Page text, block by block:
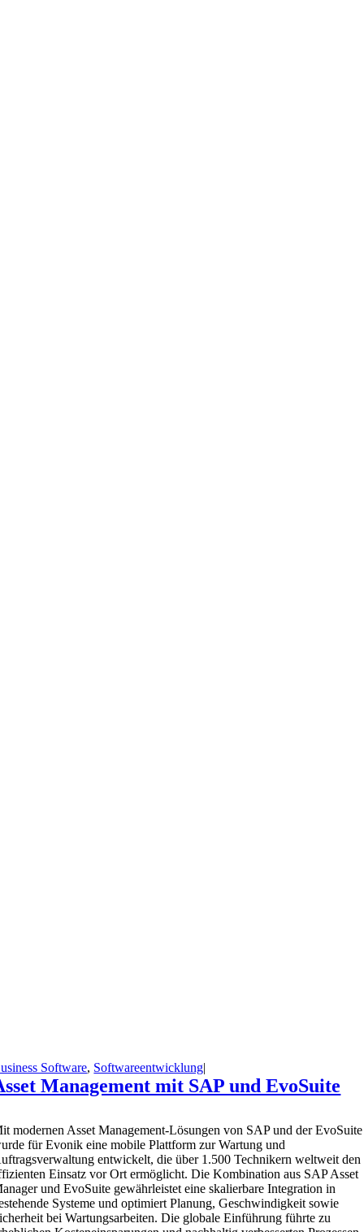
Software, Softwareentwicklung|
Management mit SAP und EvoSuite
it modernen Asset Management-Lösungen von SAP und der EvoSuite
für Evonik eine mobile Plattform zur Wartung und
entwickelt, die über 1.500 Technikern weltweit den
Einsatz vor Ort ermöglicht. Die Kombination aus SAP Asset
und EvoSuite gewährleistet eine skalierbare Integration in
Systeme und optimiert Planung, Geschwindigkeit sowie
bei Wartungsarbeiten. Die globale Einführung führte zu